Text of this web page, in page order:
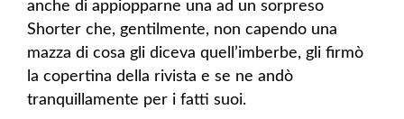
anche di appiopparne una ad un sorpreso
Shorter che, gentilmente, non capendo una
mazza di cosa gli diceva quell’imberbe, gli firmò
la copertina della rivista e se ne andò
tranquillamente per i fatti suoi.